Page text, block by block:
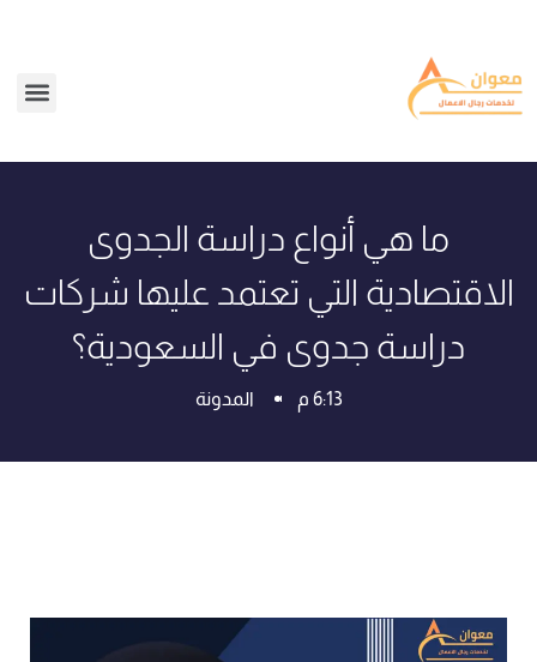
ما هي أنواع دراسة الجدوى
الاقتصادية التي تعتمد عليها شركات
دراسة جدوى في السعودية؟
6:13 م المدونة